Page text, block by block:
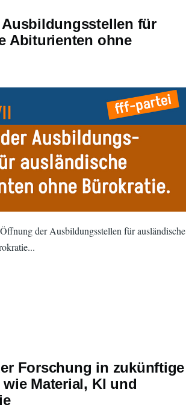
für
Abiturienten ohne
der Ausbildungsstellen für ausländische
Forschung in zukünftige
Material, KI und